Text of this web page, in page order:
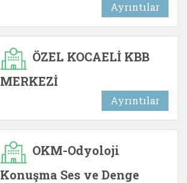
Ayrıntılar
ÖZEL KOCAELİ KBB
MERKEZİ
Ayrıntılar
OKM-Odyoloji
Konuşma Ses ve Denge